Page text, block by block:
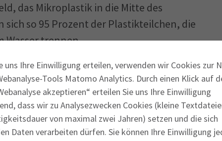
uns Ihre Einwilligung erteilen, verwenden wir Cookies zur
Tools Matomo Analytics. Durch einen Klick auf
akzeptieren“ erteilen Sie uns Ihre Einwilligung
dass wir zu Analysezwecken Cookies (kleine
von maximal zwei Jahren) setzen und die sich
Daten verarbeiten dürfen. Sie können Ihre Einwilligung
das Mikroplastik in die Mitte des
sich so 95 Prozent der Plastikteilchen, die
Wasser trennen.
toben. Ist das Mikroplastik schon im
die Ecofario-Technologie auch Fischen
von den Vorzügen seiner Lösung
und wartungsärmer als Filteranlagen.